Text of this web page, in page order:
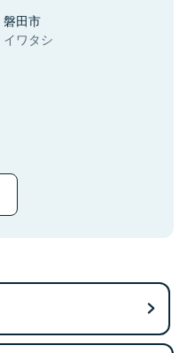
磐田市
イワタシ